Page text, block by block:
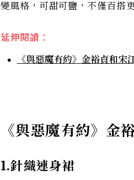
變風格，可甜可鹽，不僅百搭
延伸閱讀：
《與惡魔有約》金裕貞和
《與惡魔有約》金
1.針織連身裙